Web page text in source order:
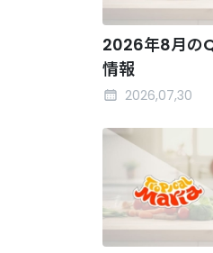
2026年8月の
情報
2026,07,30